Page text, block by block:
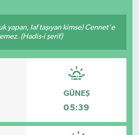
yapan, laf taşıyan kimse) Cennet'e
(Hadis-i şerif)
GÜNEŞ
05:39